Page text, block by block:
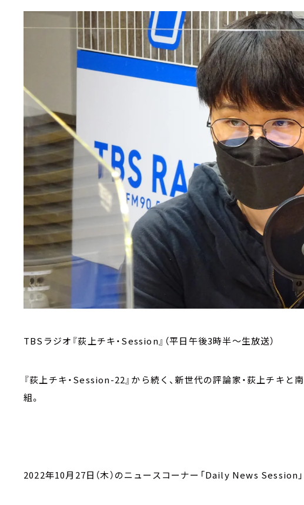
TBSラジオ『荻上チキ・Session』（平日午後3時半～生放送）
『荻上チキ・Session-22』から続く、新世代の評論家・荻上チキ
組。
2022年10月27日（木）のニュースコーナー「Daily News Session」